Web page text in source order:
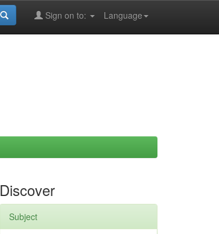
Language
Sign on to:
Discover
Subject